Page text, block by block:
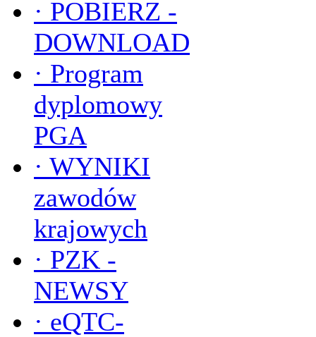
· POBIERZ -
DOWNLOAD
· Program
dyplomowy
PGA
· WYNIKI
zawodów
krajowych
· PZK -
NEWSY
· eQTC-